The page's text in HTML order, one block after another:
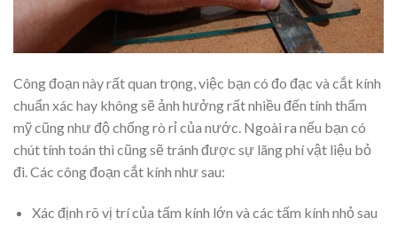
Công đoạn này rất quan trọng, việc bạn có đo đạc và cắt kính
chuẩn xác hay không sẽ ảnh hưởng rất nhiều đến tính thẩm
mỹ cũng như độ chống rò rỉ của nước. Ngoài ra nếu bạn có
chút tính toán thì cũng sẽ tránh được sự lãng phí vật liệu bỏ
đi. Các công đoạn cắt kính như sau:
Xác định rõ vị trí của tấm kính lớn và các tấm kính nhỏ sau